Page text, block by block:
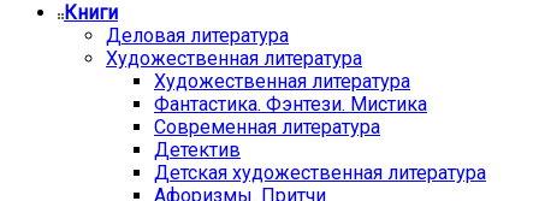
Книги
Деловая литература
Художественная литература
Художественная литература
Фантастика. Фэнтези. Мистика
Современная литература
Детектив
Детская художественная литература
Афоризмы. Притчи